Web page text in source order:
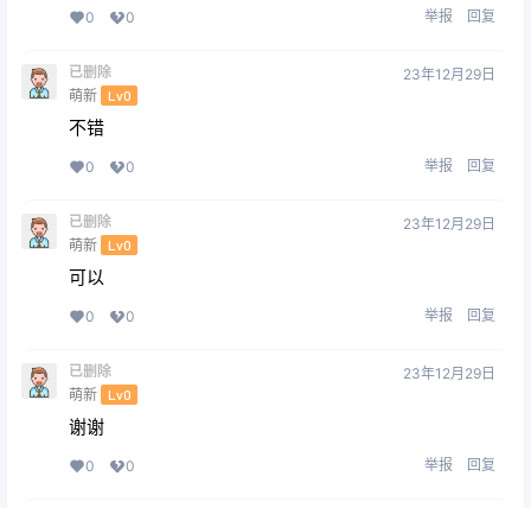
0 0 举报 回复
已删除
萌新 Lv0
23年12月29日
不错
0 0 举报 回复
已删除
萌新 Lv0
23年12月29日
可以
0 0 举报 回复
已删除
萌新 Lv0
23年12月29日
谢谢
0 0 举报 回复